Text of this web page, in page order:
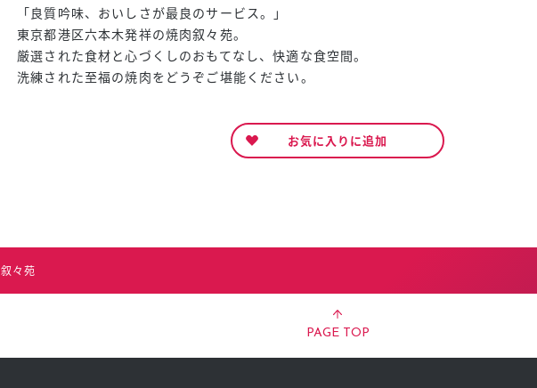
「良質吟味、おいしさが最良のサービス。」
東京都港区六本木発祥の焼肉叙々苑。
厳選された食材と心づくしのおもてなし、快適な食空間。
洗練された至福の焼肉をどうぞご堪能ください。
お気に入りに追加
叙々苑
PAGE TOP